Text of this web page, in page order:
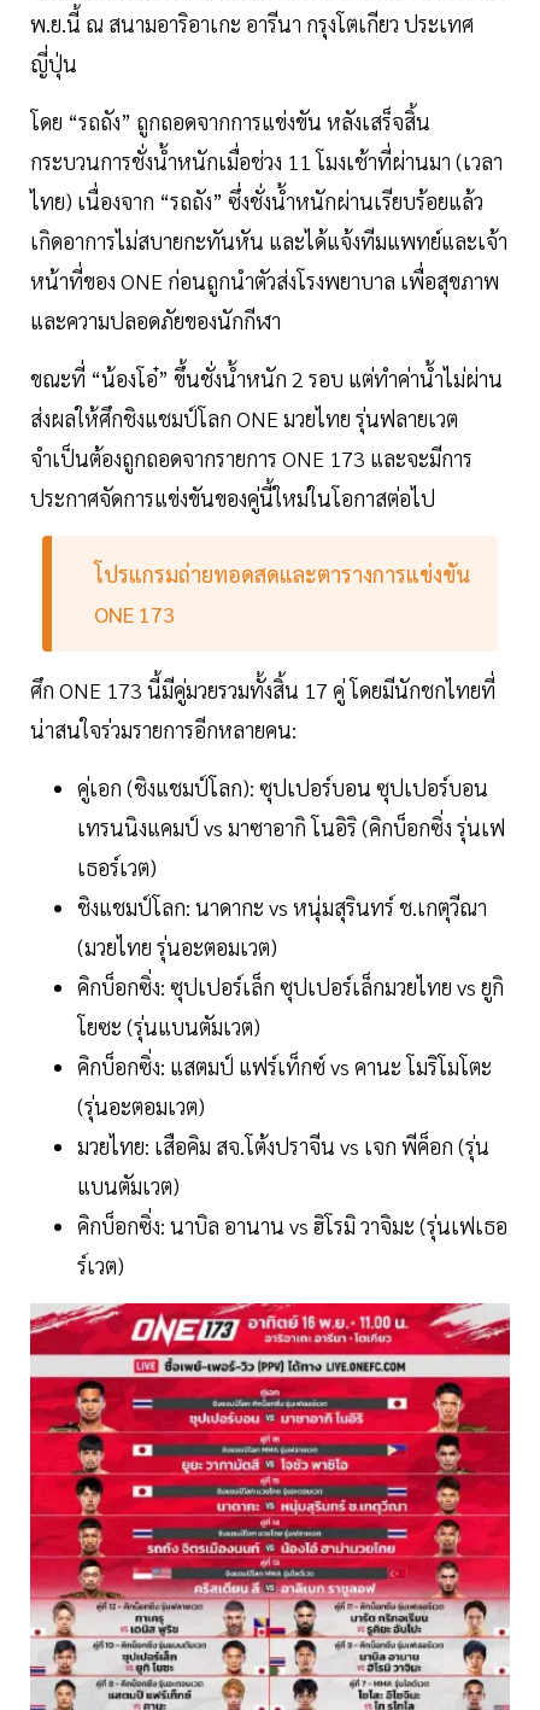
พ.ย.นี้ ณ สนามอาริอาเกะ อารีนา กรุงโตเกียว ประเทศ
ญี่ปุ่น
โดย “รถถัง” ถูกถอดจากการแข่งขัน หลังเสร็จสิ้น
กระบวนการชั่งน้ำหนักเมื่อช่วง 11 โมงเช้าที่ผ่านมา (เวลา
ไทย) เนื่องจาก “รถถัง” ซึ่งชั่งน้ำหนักผ่านเรียบร้อยแล้ว
เกิดอาการไม่สบายกะทันหัน และได้แจ้งทีมแพทย์และเจ้า
หน้าที่ของ ONE ก่อนถูกนำตัวส่งโรงพยาบาล เพื่อสุขภาพ
และความปลอดภัยของนักกีฬา
ขณะที่ “น้องโอ๋” ขึ้นชั่งน้ำหนัก 2 รอบ แต่ทำค่าน้ำไม่ผ่าน
ส่งผลให้ศึกชิงแชมป์โลก ONE มวยไทย รุ่นฟลายเวต
จำเป็นต้องถูกถอดจากรายการ ONE 173 และจะมีการ
ประกาศจัดการแข่งขันของคู่นี้ใหม่ในโอกาสต่อไป
โปรแกรมถ่ายทอดสดและตารางการแข่งขัน
ONE 173
ศึก ONE 173 นี้มีคู่มวยรวมทั้งสิ้น 17 คู่ โดยมีนักชกไทยที่
น่าสนใจร่วมรายการอีกหลายคน:
คู่เอก (ชิงแชมป์โลก): ซุปเปอร์บอน ซุปเปอร์บอน
เทรนนิงแคมป์ vs มาซาอากิ โนอิริ (คิกบ็อกซิ่ง รุ่นเฟ
เธอร์เวต)
ชิงแชมป์โลก: นาดากะ vs หนุ่มสุรินทร์ ช.เกตุวีณา
(มวยไทย รุ่นอะตอมเวต)
คิกบ็อกซิ่ง: ซุปเปอร์เล็ก ซุปเปอร์เล็กมวยไทย vs ยูกิ
โยซะ (รุ่นแบนตัมเวต)
คิกบ็อกซิ่ง: แสตมป์ แฟร์เท็กซ์ vs คานะ โมริโมโตะ
(รุ่นอะตอมเวต)
มวยไทย: เสือคิม สจ.โต้งปราจีน vs เจก พีค็อก (รุ่น
แบนตัมเวต)
คิกบ็อกซิ่ง: นาบิล อานาน vs ฮิโรมิ วาจิมะ (รุ่นเฟเธอ
ร์เวต)